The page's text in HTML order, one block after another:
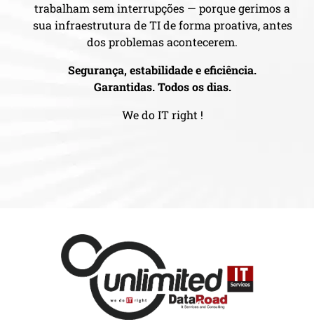
trabalham sem interrupções — porque gerimos a
sua infraestrutura de TI de forma proativa, antes
dos problemas acontecerem.
Segurança, estabilidade e eficiência.
Garantidas. Todos os dias.
We do IT right !